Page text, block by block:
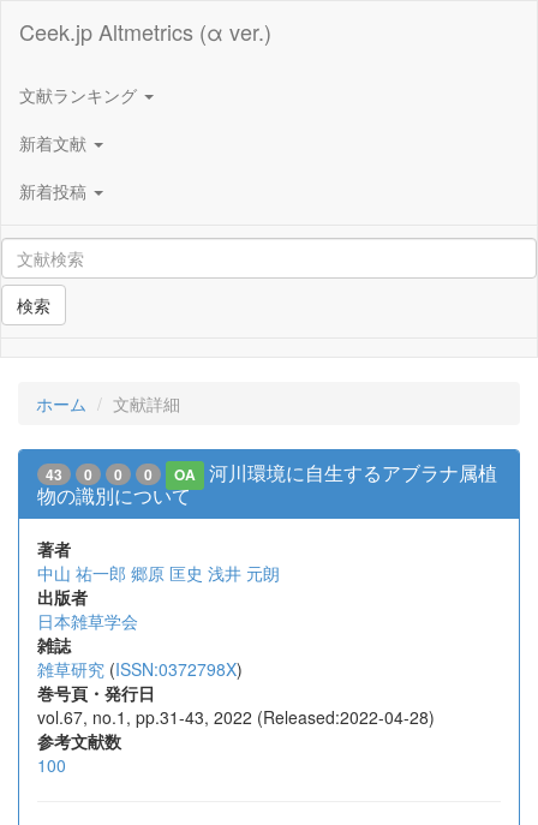
Ceek.jp Altmetrics (α ver.)
文献ランキング
新着文献
新着投稿
検索
ホーム 文献詳細
43 0 0 0 OA
河川環境に自生するアブラナ属植
物の識別について
著者
中山 祐一郎 郷原 匡史 浅井 元朗
出版者
日本雑草学会
雑誌
雑草研究 (ISSN:0372798X)
巻号頁・発行日
vol.67, no.1, pp.31-43, 2022 (Released:2022-04-28)
参考文献数
100